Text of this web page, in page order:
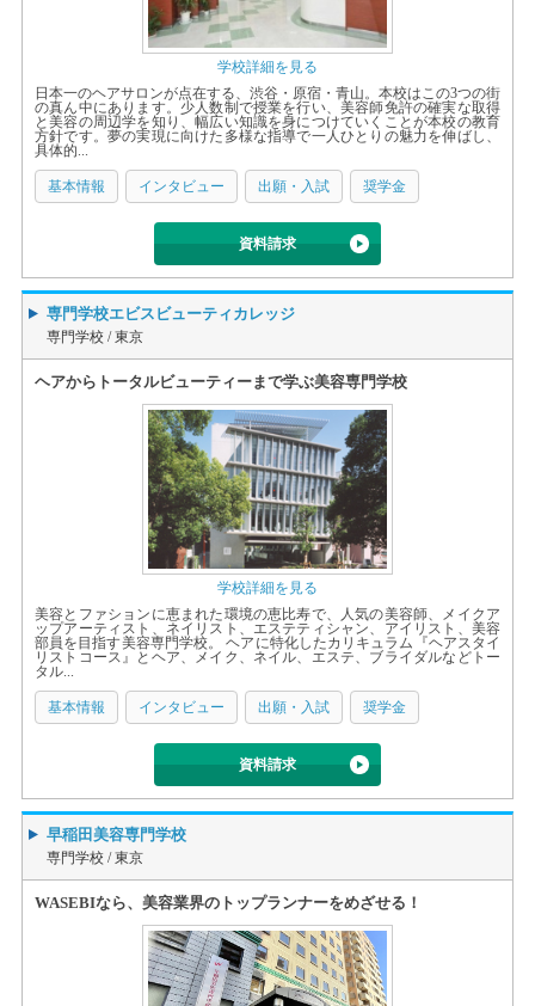
学校詳細を見る
日本一のヘアサロンが点在する、渋谷・原宿・青山。本校はこの3つの街
の真ん中にあります。少人数制で授業を行い、美容師免許の確実な取得
と美容の周辺学を知り、幅広い知識を身につけていくことが本校の教育
方針です。夢の実現に向けた多様な指導で一人ひとりの魅力を伸ばし、
具体的...
基本情報 インタビュー 出願・入試 奨学金
資料請求
専門学校エビスビューティカレッジ
専門学校 /東京
ヘアからトータルビューティーまで学ぶ美容専門学校
学校詳細を見る
美容とファションに恵まれた環境の恵比寿で、人気の美容師、メイクア
ップアーティスト、ネイリスト、エステティシャン、アイリスト、美容
部員を目指す美容専門学校。 ヘアに特化したカリキュラム『ヘアスタイ
リストコース』とヘア、メイク、ネイル、エステ、ブライダルなどトー
タル...
基本情報 インタビュー 出願・入試 奨学金
資料請求
早稲田美容専門学校
専門学校 /東京
WASEBIなら、美容業界のトップランナーをめざせる！